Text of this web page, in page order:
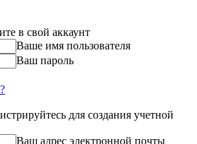
в свой аккаунт
Ваше имя пользователя
Ваш пароль
для создания учетной
Ваш адрес электронной почты